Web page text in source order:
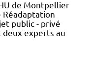
de Montpellier
Réadaptation
public - privé
experts au